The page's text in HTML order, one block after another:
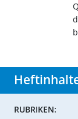
RUBRIKEN: